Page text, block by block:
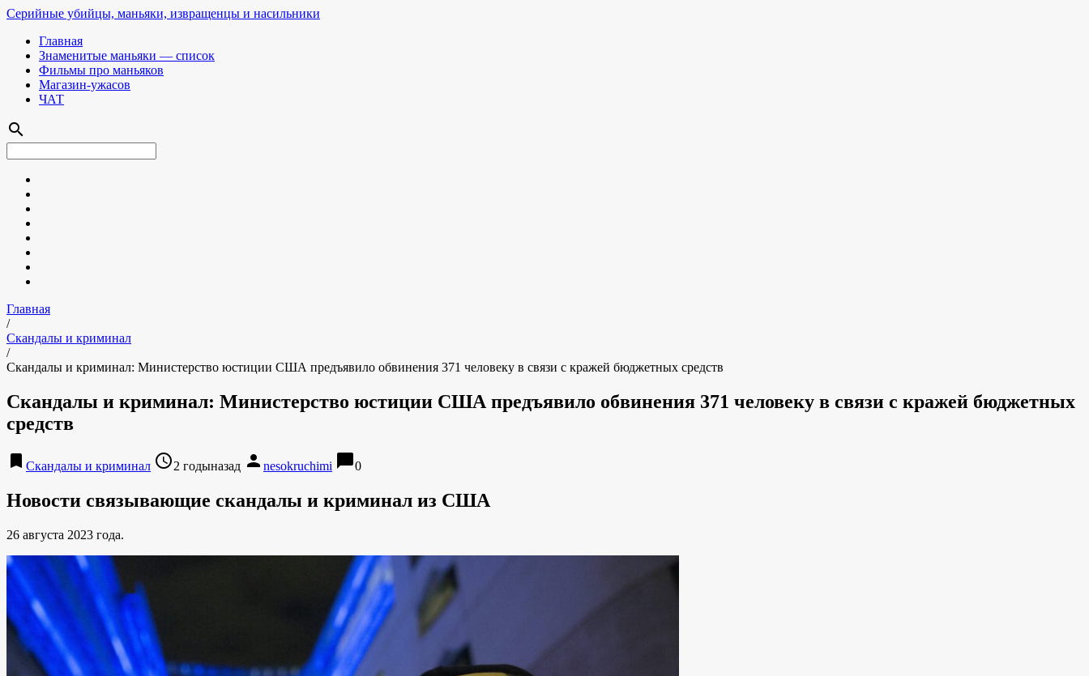
Серийные убийцы, маньяки, извращенцы и насильники
Главная
Знаменитые маньяки — список
Фильмы про маньяков
Магазин-ужасов
ЧАТ
search
Главная
/
Скандалы и криминал
/
Скандалы и криминал: Министерство юстиции США предъявило обвинения 371 человеку в связи с кражей бюджетных средств
Скандалы и криминал: Министерство юстиции США предъявило обвинения 371 человеку в связи с кражей бюджетных
средств
bookmark Скандалы и криминал access_time2 годыназад person nesokruchimi chat_bubble0
Новости связывающие скандалы и криминал из США
26 августа 2023 года.